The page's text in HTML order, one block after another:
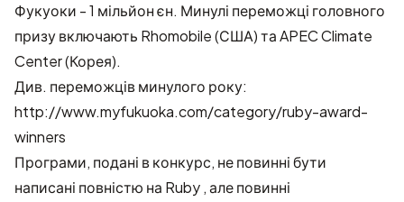
Фукуоки - 1 мільйон єн. Минулі переможці головного
призу включають Rhomobile (США) та APEC Climate
Center (Корея).
Див. переможців минулого року:
http://www.myfukuoka.com/category/ruby-award-
winners
Програми, подані в конкурс, не повинні бути
написані повністю на Ruby , але повинні